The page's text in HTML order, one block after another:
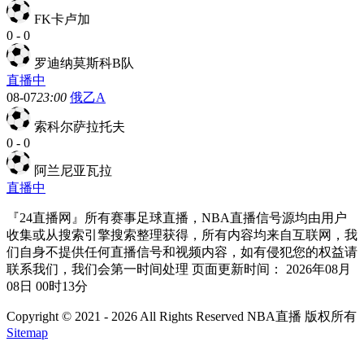
FK卡卢加
0 - 0
罗迪纳莫斯科B队
直播中
08-0723:00 俄乙A
索科尔萨拉托夫
0 - 0
阿兰尼亚瓦拉
直播中
『24直播网』所有赛事足球直播，NBA直播信号源均由用户
收集或从搜索引擎搜索整理获得，所有内容均来自互联网，我
们自身不提供任何直播信号和视频内容，如有侵犯您的权益请
联系我们，我们会第一时间处理 页面更新时间： 2026年08月
08日 00时13分
Copyright © 2021 - 2026 All Rights Reserved NBA直播 版权所有
Sitemap